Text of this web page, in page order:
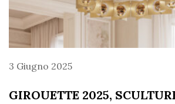
3 Giugno 2025
GIROUETTE 2025,